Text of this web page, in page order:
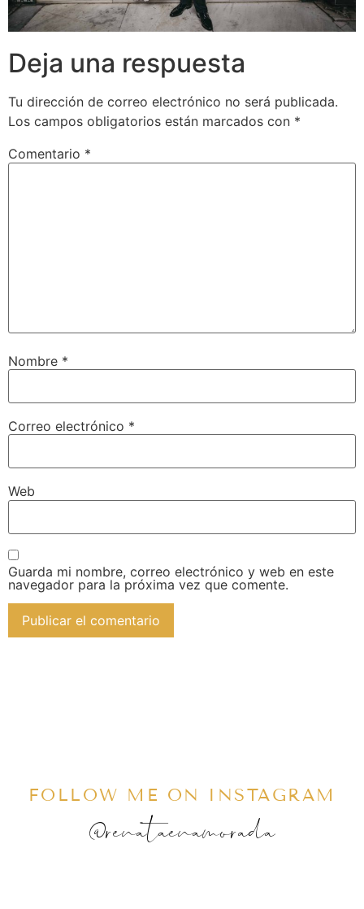
Deja una respuesta
Tu dirección de correo electrónico no será publicada.
Los campos obligatorios están marcados con *
Comentario *
Nombre *
Correo electrónico *
Web
Guarda mi nombre, correo electrónico y web en este
navegador para la próxima vez que comente.
FOLLOW ME ON INSTAGRAM
@renataenamorada